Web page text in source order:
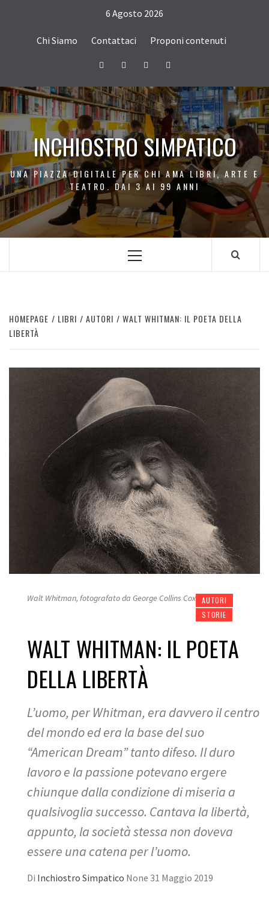
contenuto
6 Agosto 2026
Chi Siamo Contattaci Proponi contenuti
FacebookTwitterInstagramYoutube
INCHIOSTRO SIMPATICO
UNA PIAZZA DIGITALE PER CHI AMA LIBRI, ARTE E
TEATRO. DAI 3 AI 99 ANNI
Menu
HOMEPAGE LIBRI AUTORI
WALT WHITMAN: IL POETA DELLA
LIBERTÀ
Walt Whitman, fotografato da George Collins Cox AUTORI
STORIE
WALT WHITMAN: IL POETA
DELLA LIBERTÀ
L’uomo, per Whitman, era davvero il centro
del mondo ed era la base del suo
“American Dream” tanto difeso. Il duro
lavoro e la passione potevano ergere
chiunque dalla condizione di miseria a
qualsivoglia successo. Cantava la libertà,
appunto, la società stessa non doveva
essere una catena per l’uomo.
Di Inchiostro Simpatico None 31 Maggio 2019